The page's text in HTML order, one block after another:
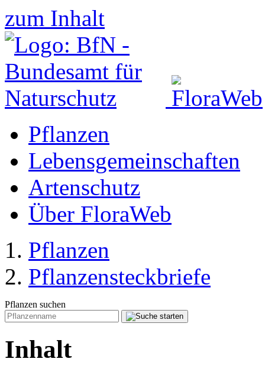
zum Inhalt
Pflanzen
Lebensgemeinschaften
Artenschutz
Über FloraWeb
Pflanzen
Pflanzensteckbriefe
Pflanzen suchen
Inhalt